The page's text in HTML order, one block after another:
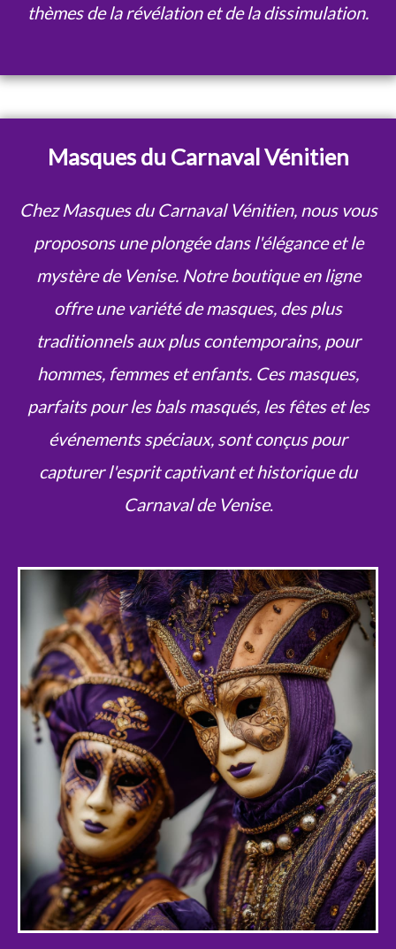
thèmes de la révélation et de la dissimulation.
Masques du Carnaval Vénitien
Chez Masques du Carnaval Vénitien, nous vous
proposons une plongée dans l'élégance et le
mystère de Venise. Notre boutique en ligne
offre une variété de masques, des plus
traditionnels aux plus contemporains, pour
hommes, femmes et enfants. Ces masques,
parfaits pour les bals masqués, les fêtes et les
événements spéciaux, sont conçus pour
capturer l'esprit captivant et historique du
Carnaval de Venise.